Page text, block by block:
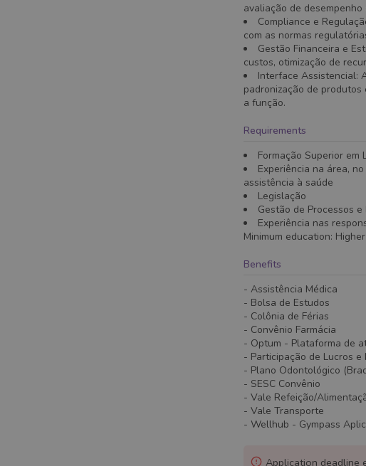
avaliação de
Compliance e
com as normas
Gestão Financeira e
custos, otimização de
Interface Assistencial:
padronização de
a função.
Requirements
Formação Superior em
Experiência na área,
assistência à saúde
Legislação
Gestão de Processos e
Experiência nas
Minimum education:
Benefits
- Assistência Médica
- Bolsa de Estudos
- Colônia de Férias
- Convênio Farmácia
- Optum - Plataforma de
- Participação de Lucros e
- Plano Odontológico
- SESC Convênio
- Vale Refeição/
- Vale Transporte
- Wellhub - Gympass
Application deadline